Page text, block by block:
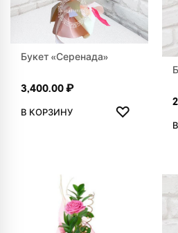
Букет «Серенада»
3,400.00₽
В КОРЗИНУ ♡